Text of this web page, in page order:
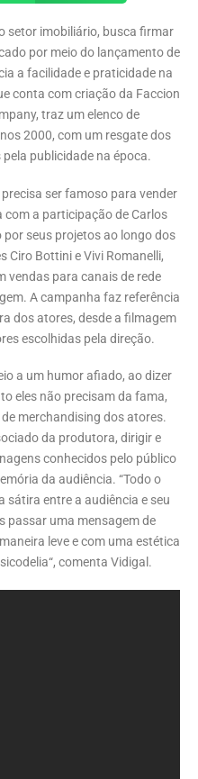
setor imobiliário, busca firmar
por meio do lançamento de
a facilidade e praticidade na
conta com criação da Faccion
traz um elenco de
2000, com um resgate dos
publicidade na época.
ser famoso para vender
com a participação de Carlos
seus projetos ao longo dos
Ciro Bottini e Vivi Romanelli,
vendas para canais de rede
A campanha faz referência
dos atores, desde a filmagem
escolhidas pela direção.
a um humor afiado, ao dizer
eles não precisam da fama,
merchandising dos atores.
da produtora, dirigir e
conhecidos pelo público
da audiência. “Todo o
entre a audiência e seu
passar uma mensagem de
leve e com uma estética
comenta Vidigal.